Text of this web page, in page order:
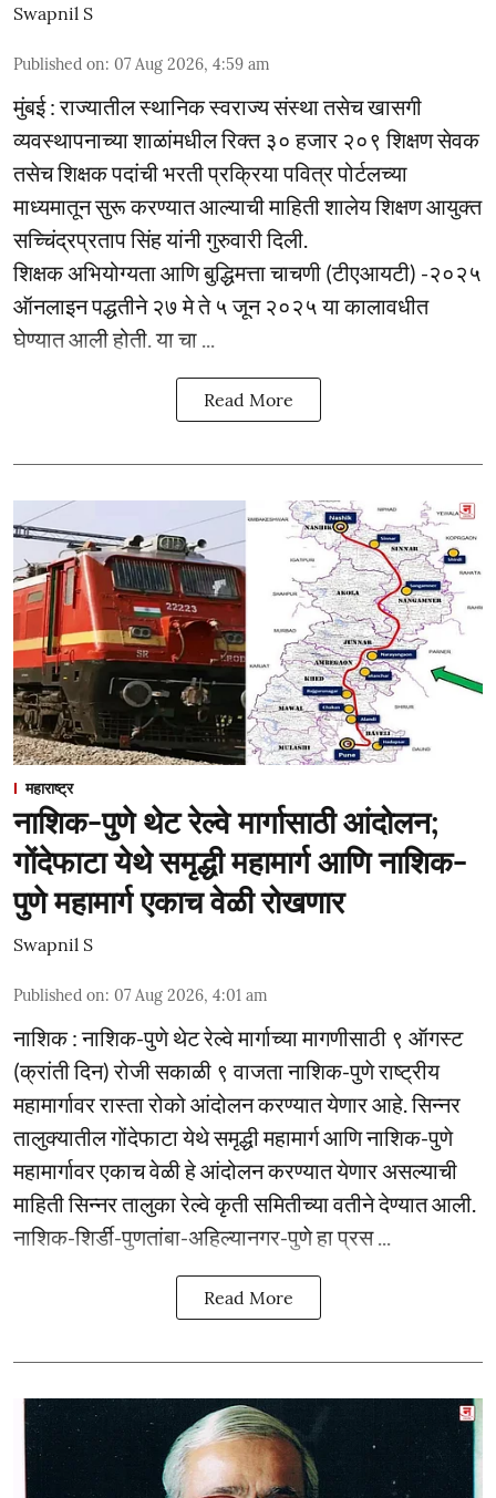
Swapnil S
Published on: 07 Aug 2026, 4:59 am
मुंबई : राज्यातील स्थानिक स्वराज्य संस्था तसेच खासगी
व्यवस्थापनाच्या शाळांमधील रिक्त ३० हजार २०९ शिक्षण सेवक
तसेच शिक्षक पदांची भरती प्रक्रिया पवित्र पोर्टलच्या
माध्यमातून सुरू करण्यात आल्याची माहिती शालेय शिक्षण आयुक्त
सच्चिंद्रप्रताप सिंह यांनी गुरुवारी दिली.
शिक्षक अभियोग्यता आणि बुद्धिमत्ता चाचणी (टीएआयटी) -२०२५
ऑनलाइन पद्धतीने २७ मे ते ५ जून २०२५ या कालावधीत
घेण्यात आली होती. या चा ...
Read More
महाराष्ट्र
नाशिक-पुणे थेट रेल्वे मार्गासाठी आंदोलन;
गोंदेफाटा येथे समृद्धी महामार्ग आणि नाशिक-
पुणे महामार्ग एकाच वेळी रोखणार
Swapnil S
Published on: 07 Aug 2026, 4:01 am
नाशिक : नाशिक-पुणे थेट रेल्वे मार्गाच्या मागणीसाठी ९ ऑगस्ट
(क्रांती दिन) रोजी सकाळी ९ वाजता नाशिक-पुणे राष्ट्रीय
महामार्गावर रास्ता रोको आंदोलन करण्यात येणार आहे. सिन्नर
तालुक्यातील गोंदेफाटा येथे समृद्धी महामार्ग आणि नाशिक-पुणे
महामार्गावर एकाच वेळी हे आंदोलन करण्यात येणार असल्याची
माहिती सिन्नर तालुका रेल्वे कृती समितीच्या वतीने देण्यात आली.
नाशिक-शिर्डी-पुणतांबा-अहिल्यानगर-पुणे हा प्रस ...
Read More